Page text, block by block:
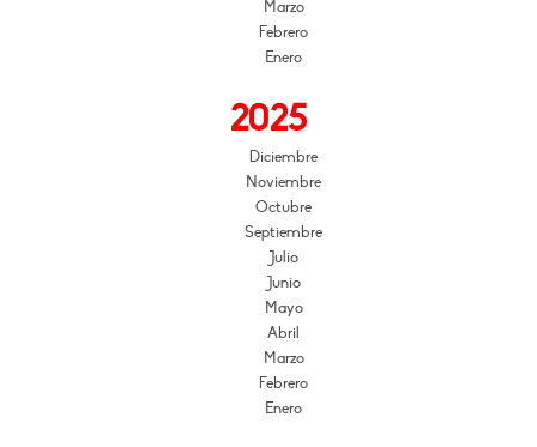
Marzo
Febrero
Enero
2025
Diciembre
Noviembre
Octubre
Septiembre
Julio
Junio
Mayo
Abril
Marzo
Febrero
Enero